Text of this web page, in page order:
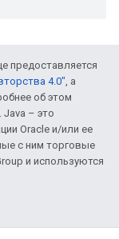
предоставляется
4.0", а
об этом
. Java – это
Oracle и/или ее
с ним торговые
и используются